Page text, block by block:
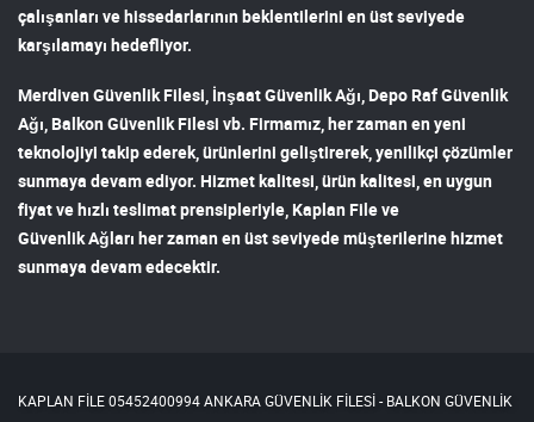
çalışanları ve hissedarlarının beklentilerini en üst seviyede
karşılamayı hedefliyor.
Merdiven Güvenlik Filesi İnşaat Güvenlik Ağı Depo Raf Güvenlik
Ağı Balkon Güvenlik Filesi vb. Firmamız, her zaman en yeni
teknolojiyi takip ederek, ürünlerini geliştirerek, yenilikçi çözümler
sunmaya devam ediyor. Hizmet kalitesi, ürün kalitesi, en uygun
fiyat ve hızlı teslimat prensipleriyle, Kaplan File ve
Güvenlik Ağları her zaman en üst seviyede müşterilerine hizmet
sunmaya devam edecektir.
KAPLAN FİLE 05452400994 ANKARA GÜVENLİK FİLESİ - BALKON GÜVENLİK